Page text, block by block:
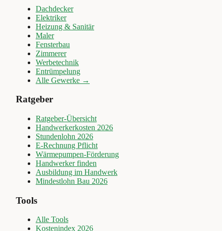
Dachdecker
Elektriker
Heizung & Sanitär
Maler
Fensterbau
Zimmerer
Werbetechnik
Entrümpelung
Alle Gewerke →
Ratgeber
Ratgeber-Übersicht
Handwerkerkosten 2026
Stundenlohn 2026
E-Rechnung Pflicht
Wärmepumpen-Förderung
Handwerker finden
Ausbildung im Handwerk
Mindestlohn Bau 2026
Tools
Alle Tools
Kostenindex 2026